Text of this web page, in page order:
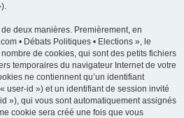
deux manières. Premièrement, en
• Débats Politiques • Elections », le
de cookies, qui sont des petits fichiers
temporaires du navigateur Internet de votre
ne contiennent qu’un identifiant
user-id ») et un identifiant de session invité
»), qui vous sont automatiquement assignés
cookie sera créé une fois que vous